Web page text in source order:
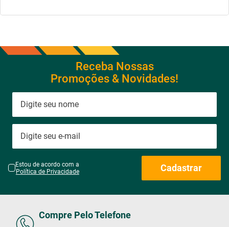
Receba Nossas
Promoções & Novidades!
Estou de acordo com a
Política de Privacidade
Cadastrar
Compre Pelo Telefone